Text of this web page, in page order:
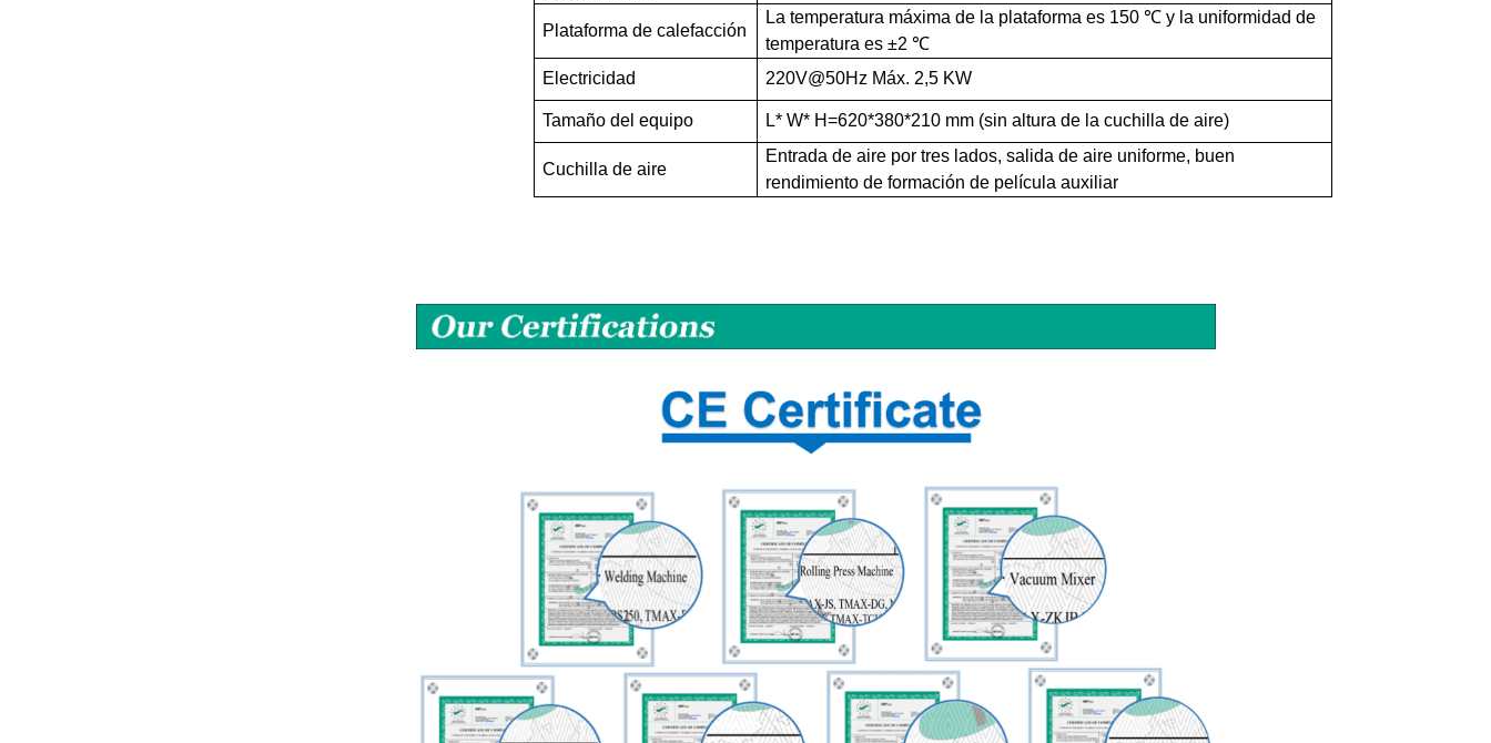
Plataforma de calefacción
La temperatura máxima de la plataforma es 150 ℃ y la uniformidad de
temperatura es ±2 ℃
Electricidad
220V@50Hz Máx. 2,5 KW
Tamaño del equipo L* W* H=620*380*210 mm (sin altura de la cuchilla de aire)
Cuchilla de aire
Entrada de aire por tres lados, salida de aire uniforme, buen
rendimiento de formación de película auxiliar